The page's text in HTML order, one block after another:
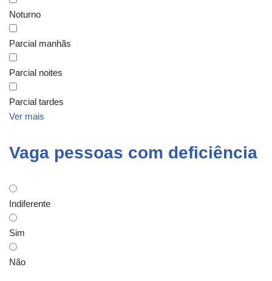
Noturno
Parcial manhãs
Parcial noites
Parcial tardes
Ver mais
Vaga pessoas com deficiência
Indiferente
Sim
Não